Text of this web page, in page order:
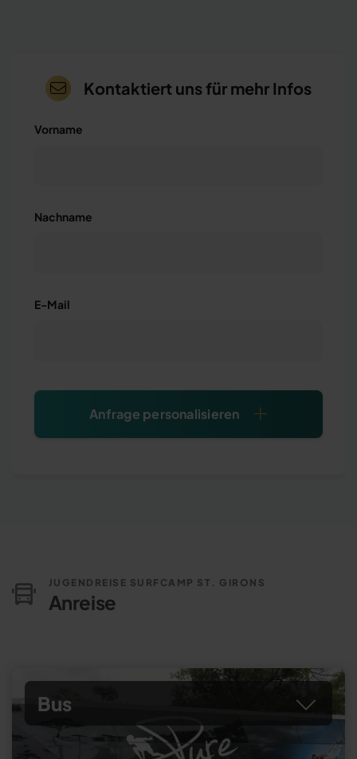
Kontaktiert uns für mehr Infos
Vorname
Nachname
E-Mail
Anfrage personalisieren
JUGENDREISE SURFCAMP ST. GIRONS
Anreise
Bus